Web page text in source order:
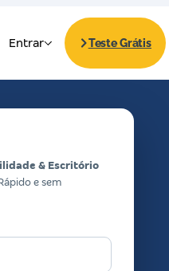
& Escritório
e sem